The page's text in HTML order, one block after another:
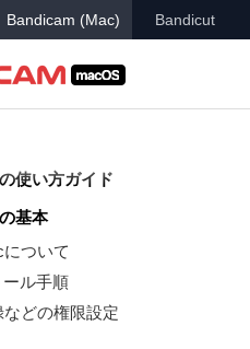
Bandicam (Mac) Bandicut
使い方ガイド
基本
ついて
ル手順
どの権限設定